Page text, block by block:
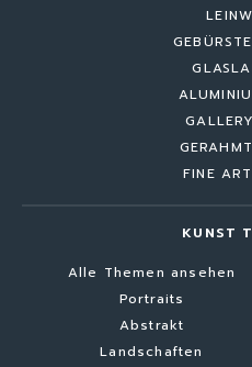
FINE
KUNST
Alle Themen ansehen
Portraits
Abstrakt
Landschaften